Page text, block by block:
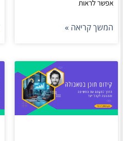
אפשר לראות
המשך קריאה »